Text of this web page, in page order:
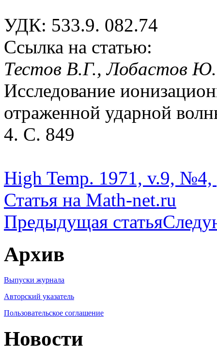
УДК: 533.9. 082.74
Ссылка на статью:
Тестов В.Г., Лобастов
Исследование
отраженной ударной
4. С. 849
High Temp. 1971, v.9, №4,
Статья на Math-net.ru
Предыдущая статья
Архив
Выпуски журнала
Авторский указатель
Пользовательское соглашение
Новости